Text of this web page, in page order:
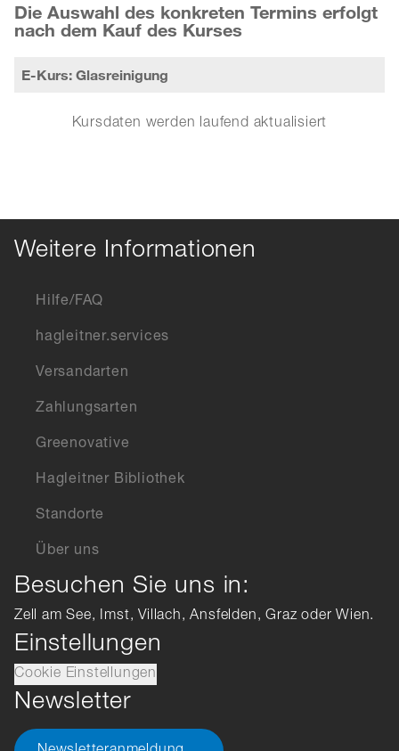
Die Auswahl des konkreten Termins erfolgt
nach dem Kauf des Kurses
E-Kurs: Glasreinigung
Kursdaten werden laufend aktualisiert
Weitere Informationen
Hilfe/FAQ
hagleitner.services
Versandarten
Zahlungsarten
Greenovative
Hagleitner Bibliothek
Standorte
Über uns
Besuchen Sie uns in:
Zell am See, Imst, Villach, Ansfelden, Graz oder Wien.
Einstellungen
Cookie Einstellungen
Newsletter